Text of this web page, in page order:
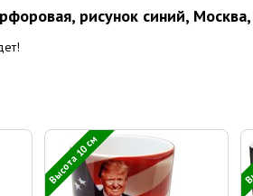
рисунок синий,
Высота 10 см